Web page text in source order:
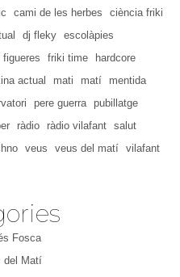
cami de les herbes
ciència friki
dj fleky
escolàpies
figueres friki time
hardcore
actual mati matí
mentida
pere guerra pubillatge
ràdio ràdio vilafant salut
veus veus del matí vilafant
Fosca
del Matí